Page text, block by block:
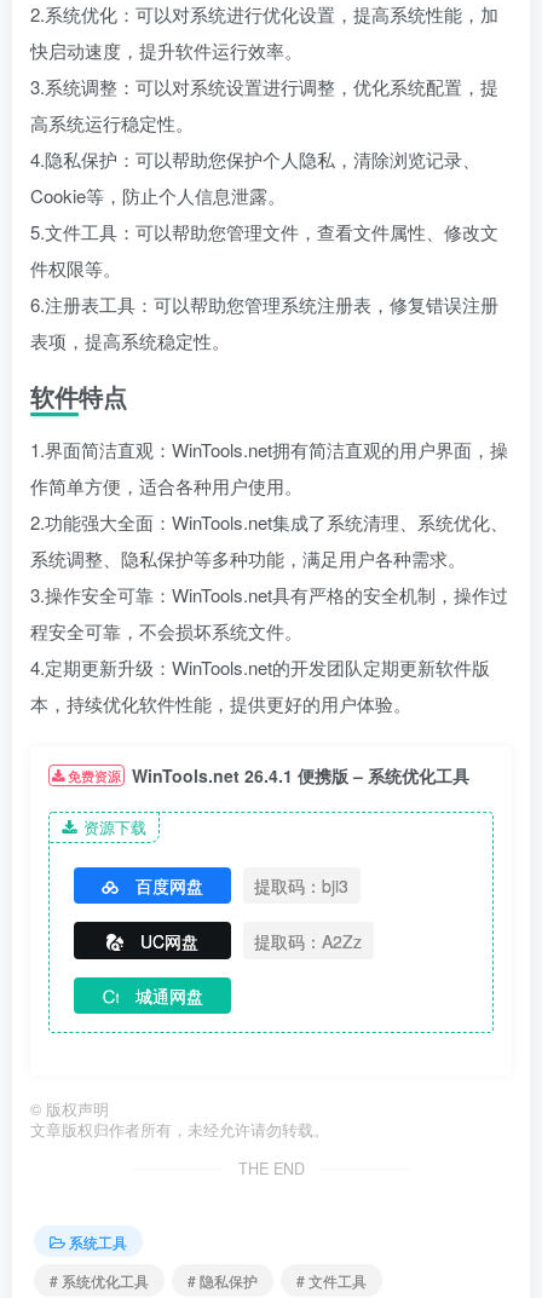
2.系统优化：可以对系统进行优化设置，提高系统性能，加
快启动速度，提升软件运行效率。
3.系统调整：可以对系统设置进行调整，优化系统配置，提
高系统运行稳定性。
4.隐私保护：可以帮助您保护个人隐私，清除浏览记录、
Cookie等，防止个人信息泄露。
5.文件工具：可以帮助您管理文件，查看文件属性、修改文
件权限等。
6.注册表工具：可以帮助您管理系统注册表，修复错误注册
表项，提高系统稳定性。
软件特点
1.界面简洁直观：WinTools.net拥有简洁直观的用户界面，操
作简单方便，适合各种用户使用。
2.功能强大全面：WinTools.net集成了系统清理、系统优化、
系统调整、隐私保护等多种功能，满足用户各种需求。
3.操作安全可靠：WinTools.net具有严格的安全机制，操作过
程安全可靠，不会损坏系统文件。
4.定期更新升级：WinTools.net的开发团队定期更新软件版
本，持续优化软件性能，提供更好的用户体验。
免费资源 WinTools.net 26.4.1 便携版 – 系统优化工具
资源下载
百度网盘 提取码：bji3
UC网盘 提取码：A2Zz
城通网盘
© 版权声明
文章版权归作者所有，未经允许请勿转载。
THE END
系统工具
# 系统优化工具
# 隐私保护 # 文件工具